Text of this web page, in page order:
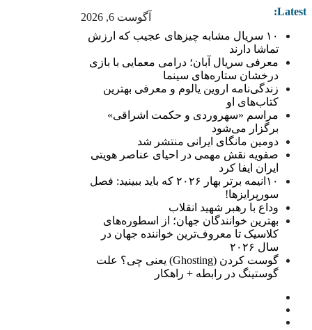
آگوست 6, 2026 Latest:
۱۰ سریال مشابه چیزهای عجیب که ارزش
تماشا دارند
معرفی سریال آبان؛ درامی معمایی با بازی
درخشان ستاره‌های سینما
زندگی‌نامه اروین یالوم و معرفی بهترین
کتاب‌های او
مراسم «سهروردی و حکمت اشراقی»
برگزار می‌شود
دومین مانگای ایرانی منتشر شد
صفویه نقش مهمی در احیای عناصر هویتی
ایران ایفا کرد
۱۰انیمه برتر بهار ۲۰۲۶ که باید ببینید: فصل
سورپرایزها!
وداع با رهبر شهید انقلاب
بهترین خوانندگان جهان؛ از اسطوره‌های
کلاسیک تا معروف‌ترین خواننده جهان در
سال ۲۰۲۶
گوست کردن (Ghosting) یعنی چی؟ علت
گوستینگ در رابطه + راهکار